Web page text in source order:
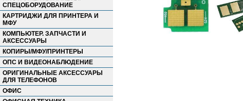
СПЕЦОБОРУДОВАНИЕ
КАРТРИДЖИ ДЛЯ ПРИНТЕРА И
МФУ
КОМПЬЮТЕР. ЗАПЧАСТИ И
АКСЕССУАРЫ
КОПИРЫ/МФУ/ПРИНТЕРЫ
ОПС И ВИДЕОНАБЛЮДЕНИЕ
ОРИГИНАЛЬНЫЕ АКСЕССУАРЫ
ДЛЯ ТЕЛЕФОНОВ
ОФИС